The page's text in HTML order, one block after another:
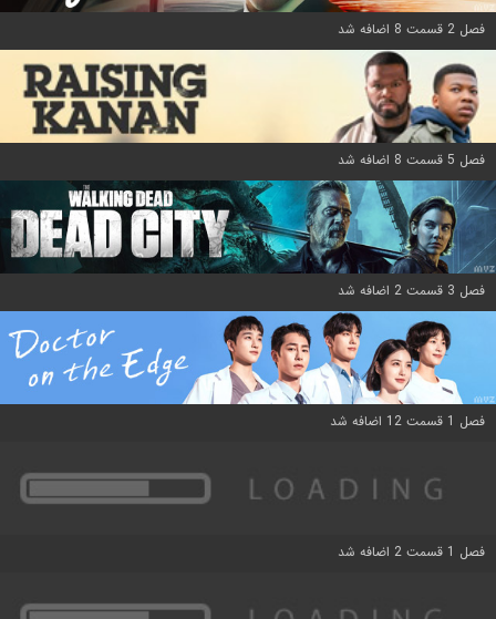
فصل 2 قسمت 8 اضافه شد
فصل 5 قسمت 8 اضافه شد
فصل 3 قسمت 2 اضافه شد
فصل 1 قسمت 12 اضافه شد
فصل 1 قسمت 2 اضافه شد